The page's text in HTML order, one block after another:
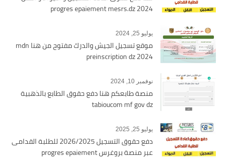
2024 progres epaiement mesrs.dz
يوليو 25, 2024
موقع تسجيل الجيش والدرك مفتوح من هنا mdn
preinscription dz 2024
نوفمبر 10, 2024
منصة طابعكم هنا دفع حقوق الطابع بالذهبية
tabioucom mf gov dz
يوليو 25, 2025
دفع حقوق التسجيل 2026/2025 للطلبة القدامى
عبر منصة بروغرس progres epaiement